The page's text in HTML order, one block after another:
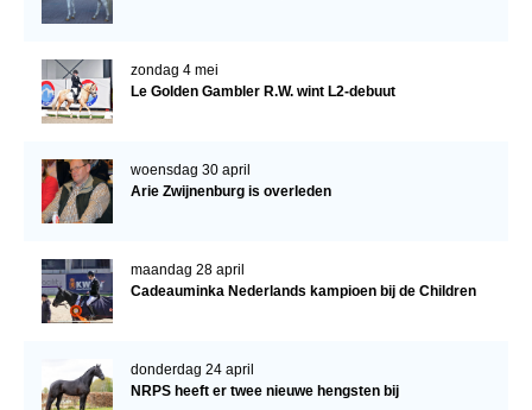
zondag 4 mei
Le Golden Gambler R.W. wint L2-debuut
woensdag 30 april
Arie Zwijnenburg is overleden
maandag 28 april
Cadeauminka Nederlands kampioen bij de Children
donderdag 24 april
NRPS heeft er twee nieuwe hengsten bij